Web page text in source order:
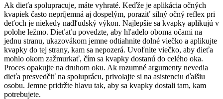
Ak dieťa spolupracuje, máte vyhraté. Keďže je aplikácia očných
kvapiek často nepríjemná aj dospelým, poraziť silný očný reflex pri
deťoch je niekedy nadľudský výkon. Najlepšie sa kvapky aplikujú v
polohe ležmo. Dieťaťu povedzte, aby hľadelo oboma očami na
jednu stranu, ukazovákom jemne odtiahnite dolné viečko a aplikujte
kvapky do tej strany, kam sa nepozerá. Uvoľnite viečko, aby dieťa
mohlo okom zažmurkať, čím sa kvapky dostanú do celého oka.
Proces opakujte na druhom oku. Ak rozumné argumenty nevedia
dieťa presvedčiť na spoluprácu, privolajte si na asistenciu ďalšiu
osobu. Jemne pridržte hlavu tak, aby sa kvapky dostali tam, kam
potrebujete.